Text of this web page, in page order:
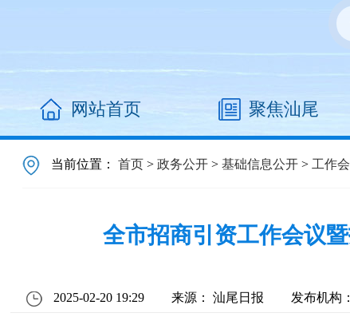
网站首页 聚焦汕尾
当前位置：首页 >政务公开 >基础信息公开 > 工作
全市招商引资工作会议
2025-02-20 19:29 来源： 汕尾日报 发布机构